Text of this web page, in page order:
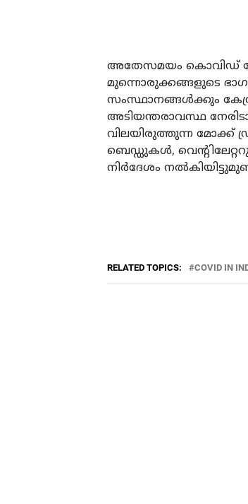
അതേസമയം കൊവിഡ്
മുന്നൊരുക്കങ്ങളുടെ
സംസ്ഥാനങ്ങള്‍ക്കും
അടിയന്തരാവസ്ഥ
വിലയിരുത്തുന്ന മോക്ക്
ബെഡ്ഡുകള്‍,
നിര്‍ദേശം
RELATED TOPICS: COVID IN